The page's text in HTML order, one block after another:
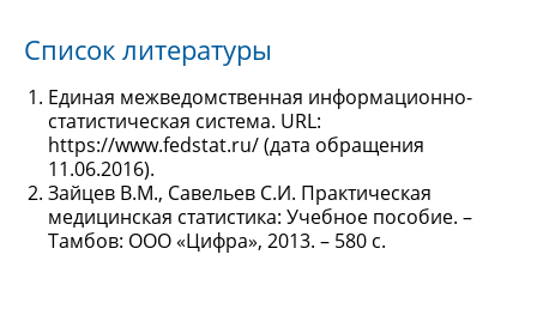
Список литературы
Единая межведомственная информационно-
статистическая система. URL:
https://www.fedstat.ru/ (дата обращения
11.06.2016).
Зайцев В.М., Савельев С.И. Практическая
медицинская статистика: Учебное пособие. –
Тамбов: ООО «Цифра», 2013. – 580 с.